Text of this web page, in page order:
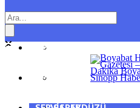
AYANCIK
GENEL
SPOR